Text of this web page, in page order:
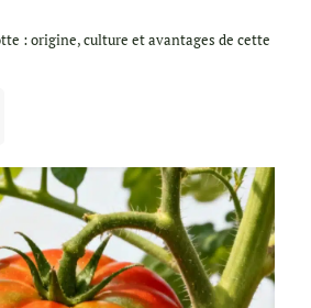
: origine, culture et avantages de cette